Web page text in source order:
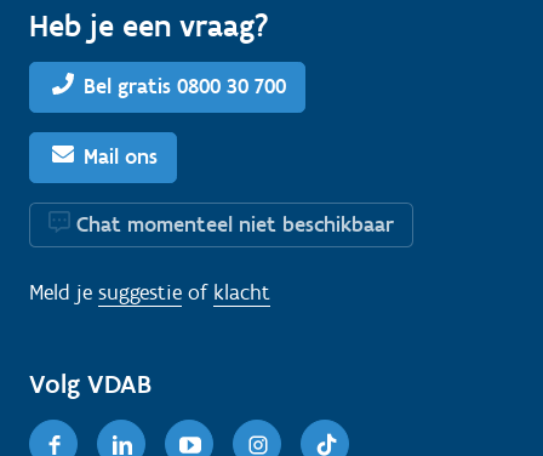
Heb je een vraag?
Bel gratis 0800 30 700
Mail ons
Chat momenteel niet beschikbaar
Meld je suggestie of klacht
Volg VDAB
FacebookLinkedinYoutubeInstagram